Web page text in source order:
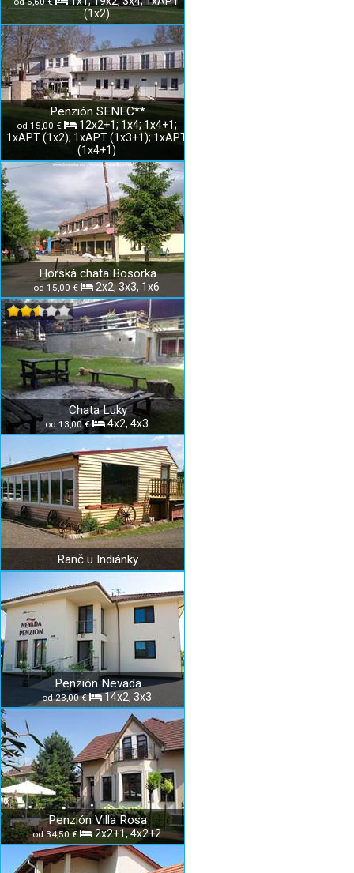
(1x2)
Penzión SENEC**
od 15,00 €
12x2+1; 1x4; 1x4+1;
1xAPT (1x2); 1xAPT (1x3+1); 1xAPT
(1x4+1)
Horská chata Bosorka
od 15,00 € 2x2, 3x3, 1x6
Chata Luky
od 13,00 € 4x2, 4x3
Ranč u Indiánky
Penzión Nevada
od 23,00 € 14x2, 3x3
Penzión Villa Rosa
od 34,50 € 2x2+1, 4x2+2